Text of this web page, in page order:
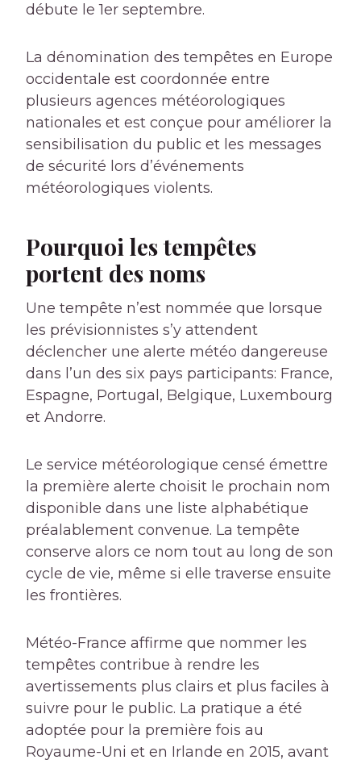
débute le 1er septembre.
La dénomination des tempêtes en Europe
occidentale est coordonnée entre
plusieurs agences météorologiques
nationales et est conçue pour améliorer la
sensibilisation du public et les messages
de sécurité lors d’événements
météorologiques violents.
Pourquoi les tempêtes
portent des noms
Une tempête n’est nommée que lorsque
les prévisionnistes s’y attendent
déclencher une alerte météo dangereuse
dans l’un des six pays participants: France,
Espagne, Portugal, Belgique, Luxembourg
et Andorre.
Le service météorologique censé émettre
la première alerte choisit le prochain nom
disponible dans une liste alphabétique
préalablement convenue. La tempête
conserve alors ce nom tout au long de son
cycle de vie, même si elle traverse ensuite
les frontières.
Météo-France affirme que nommer les
tempêtes contribue à rendre les
avertissements plus clairs et plus faciles à
suivre pour le public. La pratique a été
adoptée pour la première fois au
Royaume-Uni et en Irlande en 2015, avant